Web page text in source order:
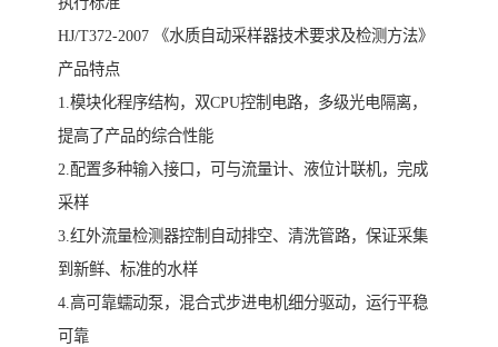
HJ/T372-2007 《水质自动采样器技术要求及检测方法》
产品特点
1.模块化程序结构，双CPU控制电路，多级光电隔离，
提高了产品的综合性能
2.配置多种输入接口，可与流量计、液位计联机，完成
采样
3.红外流量检测器控制自动排空、清洗管路，保证采集
到新鲜、标准的水样
4.高可靠蠕动泵，混合式步进电机细分驱动，运行平稳
可靠